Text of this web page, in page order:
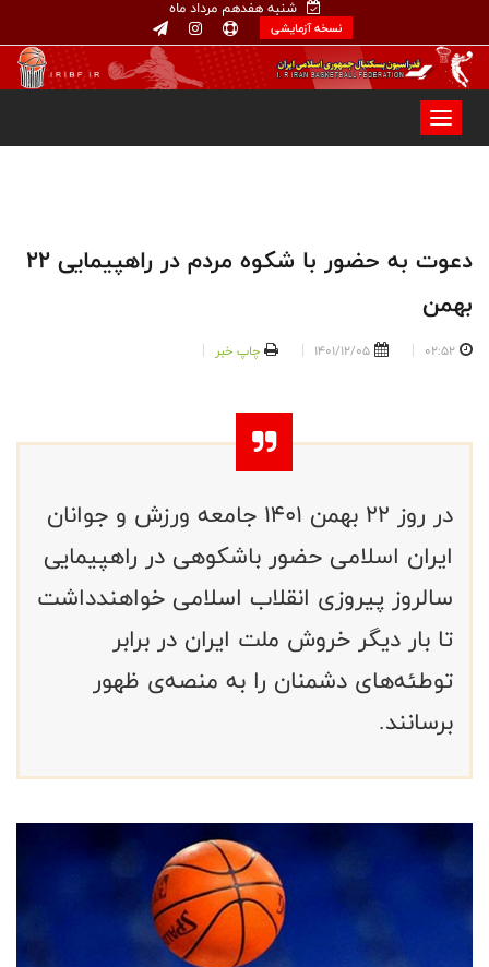
شنبه هفدهم مرداد ماه
نسخه آزمایشی
دعوت به حضور با شکوه مردم در راهپیمایی ۲۲
بهمن
02:52
1401/12/05 چاپ خبر
در روز ۲۲ بهمن ۱۴۰۱ جامعه ورزش و جوانان
ایران اسلامی حضور باشکوهی در راهپیمایی
سالروز پیروزی انقلاب اسلامی خواهندداشت
تا بار دیگر خروش ملت ایران در برابر
توطئه‌های دشمنان را به منصه‌ی ظهور
برسانند.